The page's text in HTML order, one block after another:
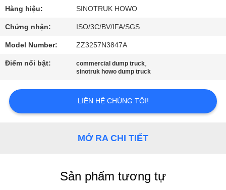
QUAN
NHÀ
MÁY
KIỂM
SOÁT
CHẤT
LƯỢNG
Hàng hiệu: SINOTRUK HOWO
Chứng nhận: ISO/3C/BV/IFA/SGS
Model Number: ZZ3257N3847A
Điểm nổi bật: commercial dump truck,
sinotruk howo dump truck
LIÊN HỆ CHÚNG TÔI!
MỞ RA CHI TIẾT
Sản phẩm tương tự